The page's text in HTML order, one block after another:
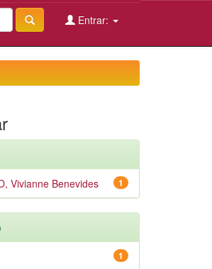
Entrar:
1
Vivianne Benevides
1